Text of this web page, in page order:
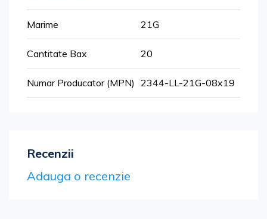
multe
informatii
Marime 21G
Cantitate Bax 20
Numar Producator (MPN) 2344-LL-21G-08x19
Recenzii
Adauga o recenzie